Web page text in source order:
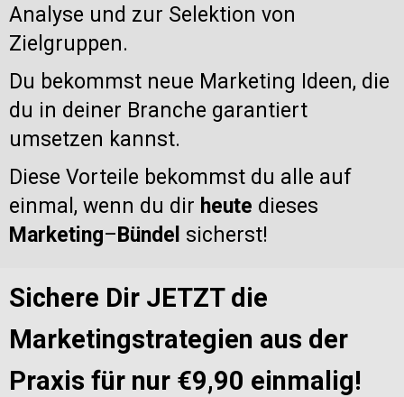
Analyse und zur Selektion von
Zielgruppen.
Du bekommst neue Marketing Ideen, die
du in deiner Branche garantiert
umsetzen kannst.
Diese Vorteile bekommst du alle auf
einmal, wenn du dir heute dieses
Marketing–Bündel sicherst!
Sichere Dir JETZTdie
Marketingstrategien aus der
Praxis für nur €9,90 einmalig!